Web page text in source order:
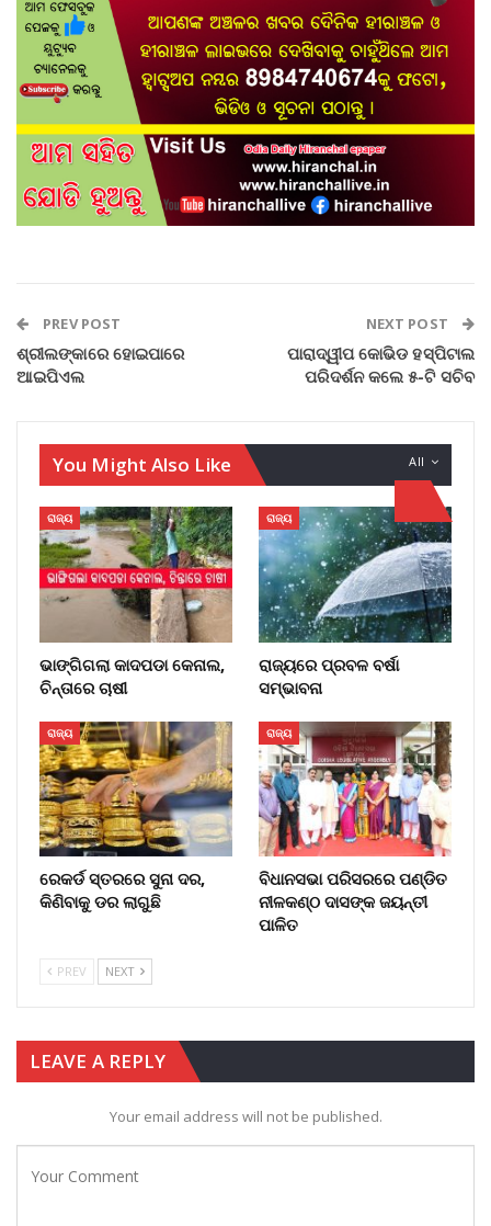
PREV POST
ଶ୍ରୀଲଙ୍କାରେ ହୋଇପାରେ
ଆଇପିଏଲ
NEXT POST
ପାରାଦ୍ୱୀପ କୋଭିଡ ହସ୍ପିଟାଲ
ପରିଦର୍ଶନ କଲେ ୫-ଟି ସଚିବ
All
You Might Also Like
ରାଜ୍ୟ
ଭାଙ୍ଗିଗଲା କାଦପଡା କେନାଲ,
ଚିନ୍ତାରେ ଚାଷୀ
ରାଜ୍ୟ
ରାଜ୍ୟରେ ପ୍ରବଳ ବର୍ଷା
ସମ୍ଭାବନା
ରାଜ୍ୟ
ରେକର୍ଡ ସ୍ତରରେ ସୁନା ଦର,
କିଣିବାକୁ ଡର ଲାଗୁଛି
ରାଜ୍ୟ
ବିଧାନସଭା ପରିସରରେ ପଣ୍ଡିତ
ନୀଳକଣ୍ଠ ଦାସଙ୍କ ଜୟନ୍ତୀ
ପାଳିତ
PREV NEXT
LEAVE A REPLY
Your email address will not be published.